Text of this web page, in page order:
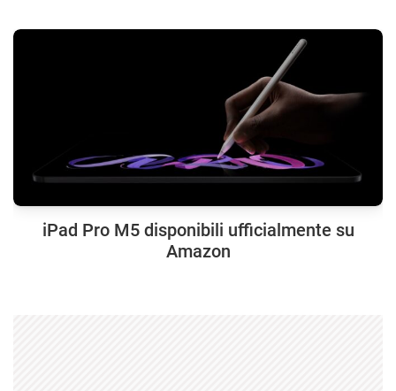
iPad Pro M5 disponibili ufficialmente su
Amazon